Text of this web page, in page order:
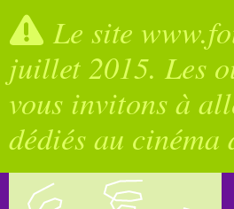
Le site
juillet 2015. Les
vous invitons à
dédiés au cinéma